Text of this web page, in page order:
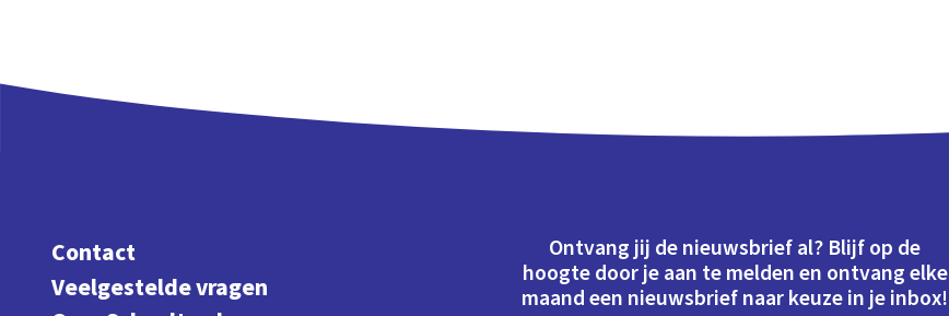
Contact
Veelgestelde vragen
Ontvang jij de nieuwsbrief al? Blijf op de
hoogte door je aan te melden en ontvang elke
maand een nieuwsbrief naar keuze in je inbox!